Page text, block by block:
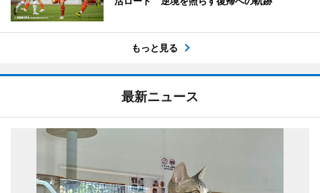
もっと見る
最新ニュース